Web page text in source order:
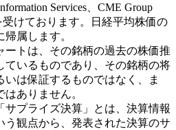
Services、CME Group
けております。日経平均株価の
属します。
ートは、その銘柄の過去の株価推
ているものであり、その銘柄の将
は保証するものではなく、ま
ありません。
プライズ決算」とは、決算情報
う観点から、発表された決算のサ